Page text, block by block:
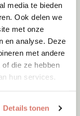
media te bieden
Ook delen we
met onze
en analyse. Deze
met andere
die ze hebben
hun services.
Details tonen